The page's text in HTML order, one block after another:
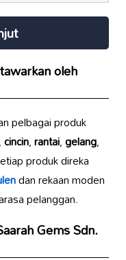
oleh
pelbagai produk
cincin,rantai,gelang,
produk direka
dan rekaan moden
pelanggan.
Gems Sdn.